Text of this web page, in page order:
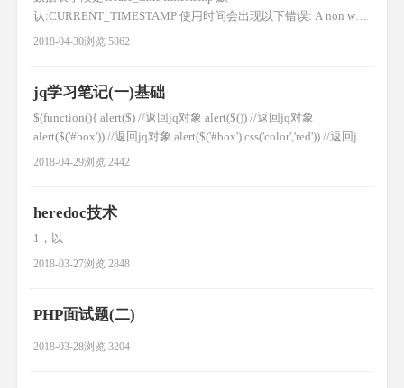
认:CURRENT_TIMESTAMP 使用时间会出现以下错误: A non well
formed numeric value encountered 这是因为tp5框架会自动转换时
2018-04-30浏览 5862
jq学习笔记(一)基础
$(function(){ alert($) //返回jq对象 alert($()) //返回jq对象
alert($('#box')) //返回jq对象 alert($('#box').css('color','red')) //返回jq
对象 }); 加载模式 $(document).ready(function(){ }); 简写形式:
2018-04-29浏览 2442
heredoc技术
1，以
2018-03-27浏览 2848
PHP面试题(二)
2018-03-28浏览 3204